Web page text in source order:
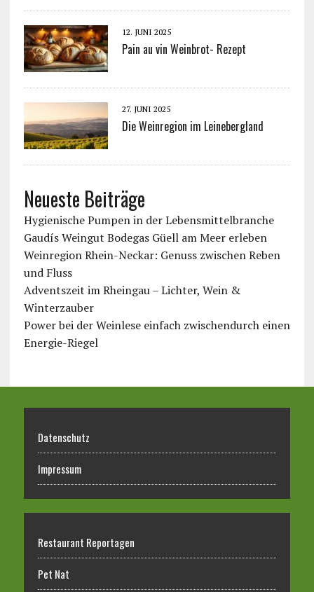
12. JUNI 2025
Pain au vin Weinbrot- Rezept
27. JUNI 2025
Die Weinregion im Leinebergland
Neueste Beiträge
Hygienische Pumpen in der Lebensmittelbranche
Gaudís Weingut Bodegas Güell am Meer erleben
Weinregion Rhein-Neckar: Genuss zwischen Reben
und Fluss
Adventszeit im Rheingau – Lichter, Wein &
Winterzauber
Power bei der Weinlese einfach zwischendurch einen
Energie-Riegel
Datenschutz
Impressum
Restaurant Reportagen
Pet Nat